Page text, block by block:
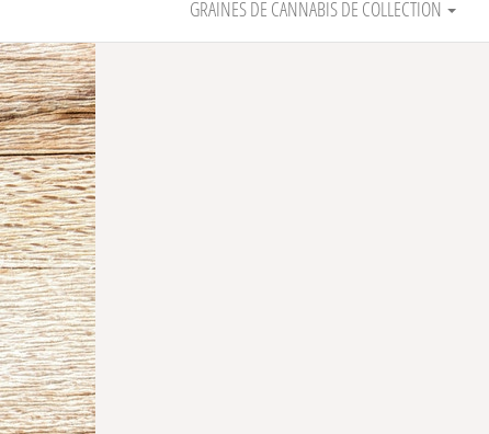
GRAINES DE CANNABIS DE COLLECTION